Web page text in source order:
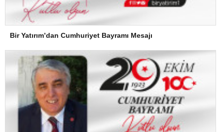
Bir Yatırım’dan Cumhuriyet Bayramı Mesajı